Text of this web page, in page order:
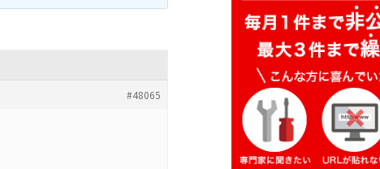
#48065